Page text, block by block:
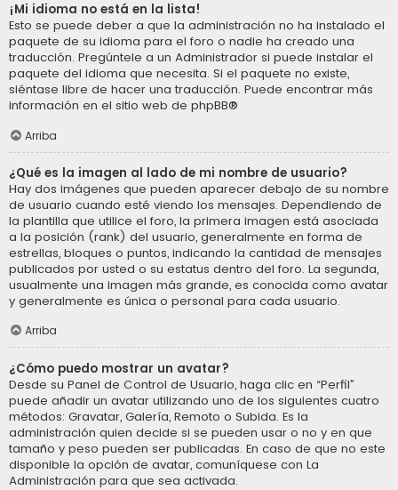
¡Mi idioma no está en la lista!
Esto se puede deber a que la administración no ha instalado el
paquete de su idioma para el foro o nadie ha creado una
traducción. Pregúntele a un Administrador si puede instalar el
paquete del idioma que necesita. Si el paquete no existe,
siéntase libre de hacer una traducción. Puede encontrar más
información en el sitio web de phpBB®
Arriba
¿Qué es la imagen al lado de mi nombre de usuario?
Hay dos imágenes que pueden aparecer debajo de su nombre
de usuario cuando esté viendo los mensajes. Dependiendo de
la plantilla que utilice el foro, la primera imagen está asociada
a la posición (rank) del usuario, generalmente en forma de
estrellas, bloques o puntos, indicando la cantidad de mensajes
publicados por usted o su estatus dentro del foro. La segunda,
usualmente una imagen más grande, es conocida como avatar
y generalmente es única o personal para cada usuario.
Arriba
¿Cómo puedo mostrar un avatar?
Desde su Panel de Control de Usuario, haga clic en “Perfil”
puede añadir un avatar utilizando uno de los siguientes cuatro
métodos: Gravatar, Galería, Remoto o Subida. Es la
administración quien decide si se pueden usar o no y en que
tamaño y peso pueden ser publicadas. En caso de que no este
disponible la opción de avatar, comuníquese con La
Administración para que sea activada.